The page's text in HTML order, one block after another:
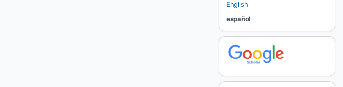
English
español